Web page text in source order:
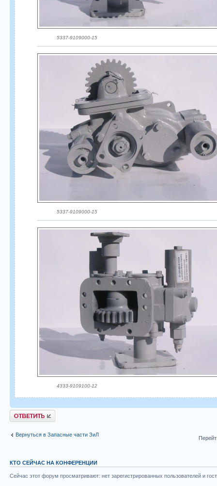
5337-9109000-15
5337-9109000-15
4333-9109100-12
Ответить
Вернуться в Запасные части ЗиЛ
КТО СЕЙЧАС НА КОНФЕРЕНЦИИ
Сейчас этот форум просматривают: нет зарегистрированных пользователей и